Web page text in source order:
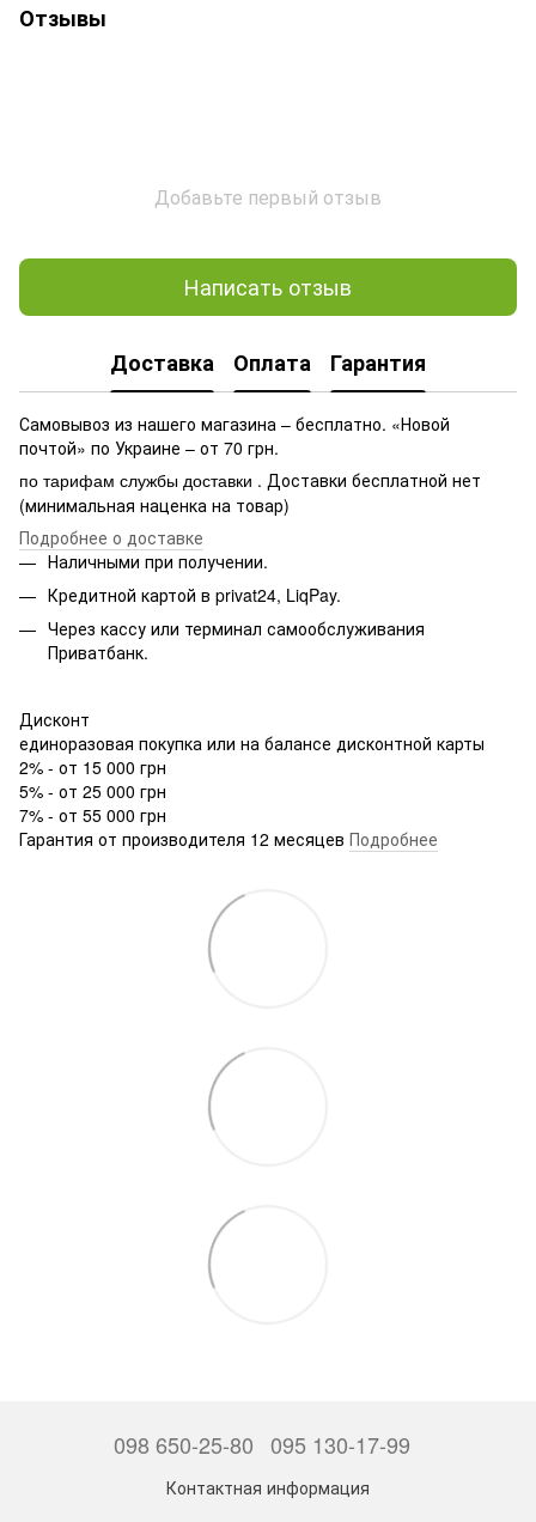
Отзывы
Добавьте первый отзыв
Написать отзыв
Доставка Оплата Гарантия
Самовывоз из нашего магазина – бесплатно. «Новой
почтой» по Украине – от 70 грн.
по тарифам службы доставки . Доставки бесплатной нет
(минимальная наценка на товар)
Подробнее о доставке
Наличными при получении.
Кредитной картой в privat24, LiqPay.
Через кассу или терминал самообслуживания
Приватбанк.
Дисконт
единоразовая покупка или на балансе дисконтной карты
2% - от 15 000 грн
5% - от 25 000 грн
7% - от 55 000 грн
Гарантия от производителя 12 месяцев Подробнее
098 650-25-80 095 130-17-99
Контактная информация